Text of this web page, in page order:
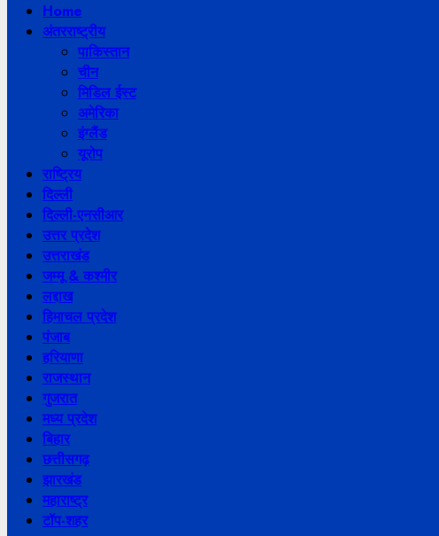
Home
अंतरराष्ट्रीय
पाकिस्तान
चीन
मिडिल ईस्ट
अमेरिका
इंग्लैंड
यूरोप
राष्ट्रिय
दिल्ली
दिल्ली-एनसीआर
उत्तर प्रदेश
उत्तराखंड
जम्मू & कश्मीर
लद्दाख
हिमाचल प्रदेश
पंजाब
हरियाणा
राजस्थान
गुजरात
मध्य प्रदेश
बिहार
छत्तीसगढ़
झारखंड
महाराष्ट्र
टॉप-शहर